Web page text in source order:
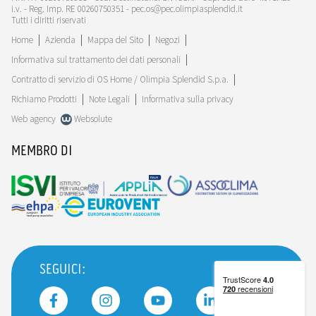
i.v. - Reg. Imp. RE 00260750351 - pec.os@pec.olimpiasplendid.it
Tutti i diritti riservati
Home
Azienda Mappa del Sito
Negozi
Informativa sul trattamento dei dati personali
Contratto di servizio di OS Home / Olimpia Splendid S.p.a.
Richiamo Prodotti
Note Legali
Informativa sulla privacy
Web agency
Websolute
MEMBRO DI
SEGUICI: